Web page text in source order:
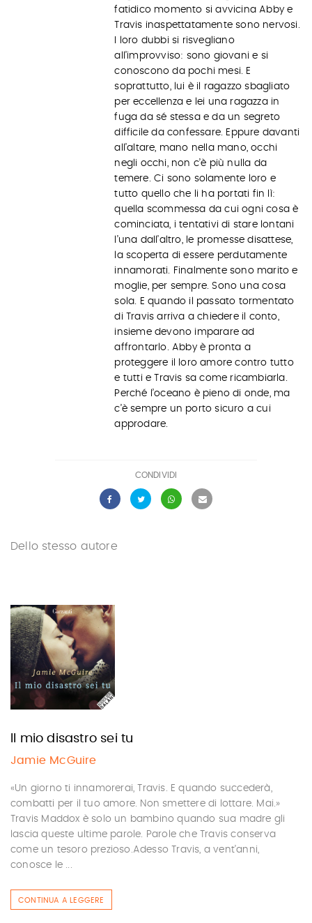
fatidico momento si avvicina Abby e
Travis inaspettatamente sono nervosi.
I loro dubbi si risvegliano
all’improvviso: sono giovani e si
conoscono da pochi mesi. E
soprattutto, lui è il ragazzo sbagliato
per eccellenza e lei una ragazza in
fuga da sé stessa e da un segreto
difficile da confessare. Eppure davanti
all’altare, mano nella mano, occhi
negli occhi, non c’è più nulla da
temere. Ci sono solamente loro e
tutto quello che li ha portati fin lì:
quella scommessa da cui ogni cosa è
cominciata, i tentativi di stare lontani
l’una dall’altro, le promesse disattese,
la scoperta di essere perdutamente
innamorati. Finalmente sono marito e
moglie, per sempre. Sono una cosa
sola. E quando il passato tormentato
di Travis arriva a chiedere il conto,
insieme devono imparare ad
affrontarlo. Abby è pronta a
proteggere il loro amore contro tutto
e tutti e Travis sa come ricambiarla.
Perché l’oceano è pieno di onde, ma
c’è sempre un porto sicuro a cui
approdare.
CONDIVIDI
Dello stesso autore
Il mio disastro sei tu
Jamie McGuire
«Un giorno ti innamorerai, Travis. E quando succederà,
combatti per il tuo amore. Non smettere di lottare. Mai.»
Travis Maddox è solo un bambino quando sua madre gli
lascia queste ultime parole. Parole che Travis conserva
come un tesoro prezioso.Adesso Travis, a vent’anni,
conosce le ...
CONTINUA A LEGGERE